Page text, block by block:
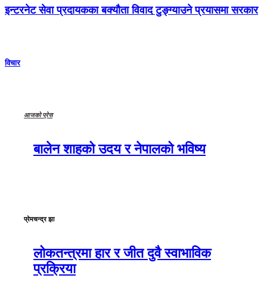
इन्टरनेट सेवा प्रदायकका बक्यौता विवाद टुङ्ग्याउने प्रयासमा सरकार
विचार
आजको प्रेस
बालेन शाहको उदय र नेपालको भविष्य
प्रेमचन्द्र झा
लोकतन्त्रमा हार र जीत दुवै स्वाभाविक
प्रक्रिया